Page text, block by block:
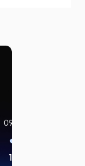
09:00
11°